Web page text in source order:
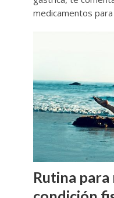
medicamentos
Rutina